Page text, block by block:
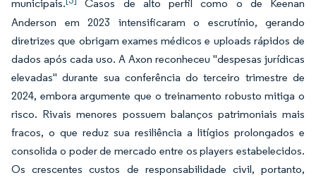
municipais.
Casos de alto perfil como o de Keenan
Anderson em 2023 intensificaram o escrutínio, gerando
diretrizes que obrigam exames médicos e uploads rápidos de
dados após cada uso. A Axon reconheceu "despesas jurídicas
elevadas" durante sua conferência do terceiro trimestre de
2024, embora argumente que o treinamento robusto mitiga o
risco. Rivais menores possuem balanços patrimoniais mais
fracos, o que reduz sua resiliência a litígios prolongados e
consolida o poder de mercado entre os players estabelecidos.
Os crescentes custos de responsabilidade civil, portanto,